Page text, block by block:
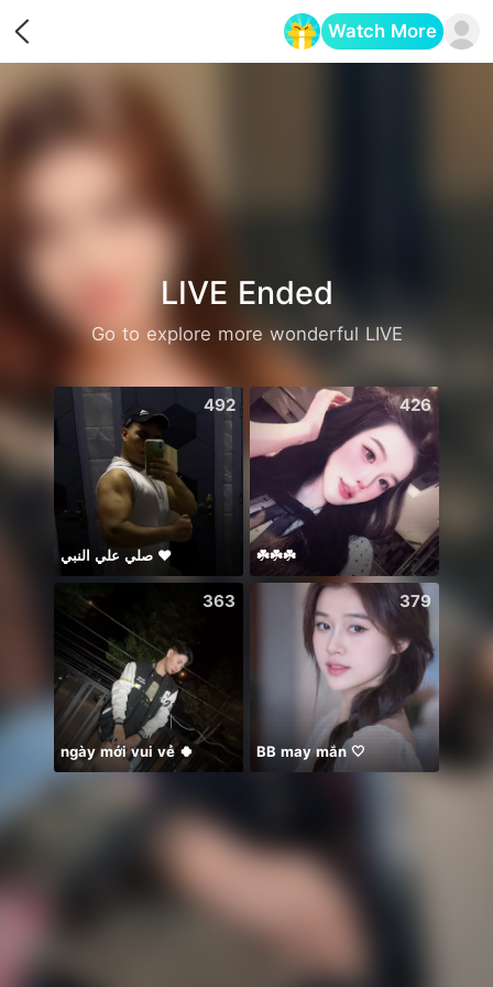
Watch More
LIVE Ended
Go to explore more wonderful LIVE
492
صلي علي النبي ♥️
426
☘️☘️☘️
363
ngày mới vui vẻ 🍀
379
BB may mắn 🤍